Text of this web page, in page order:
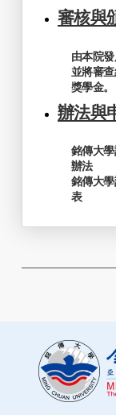
審核與
由本院
並將審
獎學金。
辦法與
銘傳大
辦法
銘傳大
表